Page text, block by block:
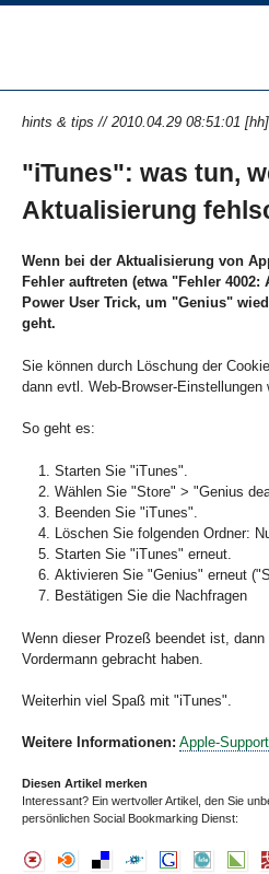
hints & tips // 2010.04.29 08:51:01 [hh]
"iTunes": was tun,
Aktualisierung
Wenn bei der Aktualisierung von
Fehler auftreten (etwa "Fehler
Power User Trick, um "Genius"
geht.
Sie können durch Löschung der
dann evtl. Web-Browser-
So geht es:
Starten Sie "iTunes".
Wählen Sie "Store" > "Genius
Beenden Sie "iTunes".
Löschen Sie folgenden Ordner:
Starten Sie "iTunes" erneut.
Aktivieren Sie "Genius" erneut
Bestätigen Sie die Nachfragen
Wenn dieser Prozeß beendet ist,
Vordermann gebracht haben.
Weiterhin viel Spaß mit "iTunes".
Weitere Informationen: Apple-
Diesen Artikel merken
Interessant? Ein wertvoller Artikel, den Sie
persönlichen Social Bookmarking Dienst: